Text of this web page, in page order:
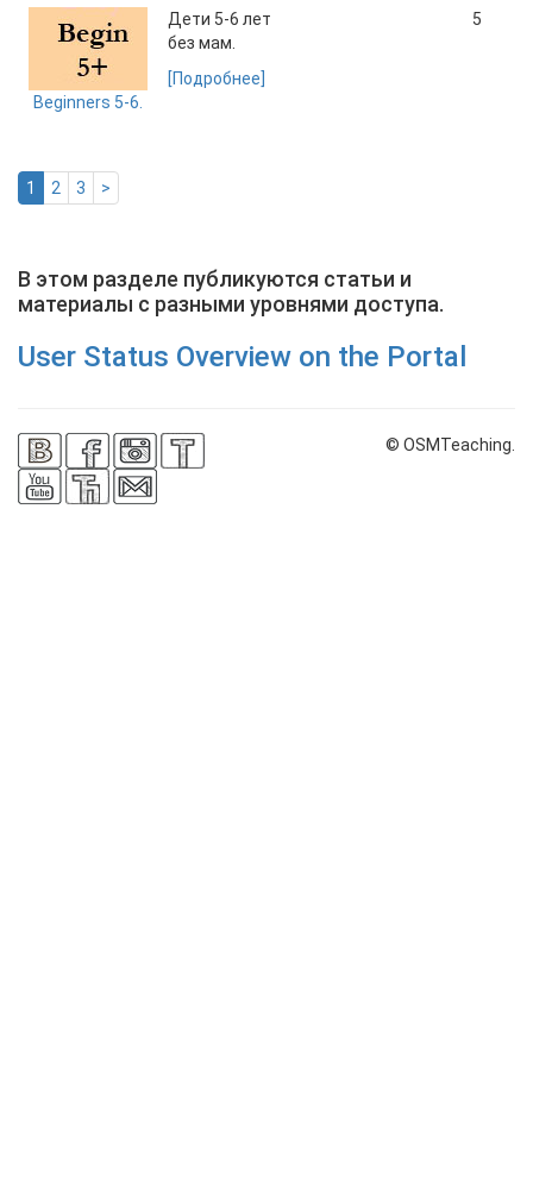
Beginners 5-6.
Дети 5-6 лет
без мам.
[Подробнее]
5
1 2 3 >
В этом разделе публикуются статьи и
материалы с разными уровнями доступа.
User Status Overview on the Portal
© OSMTeaching.